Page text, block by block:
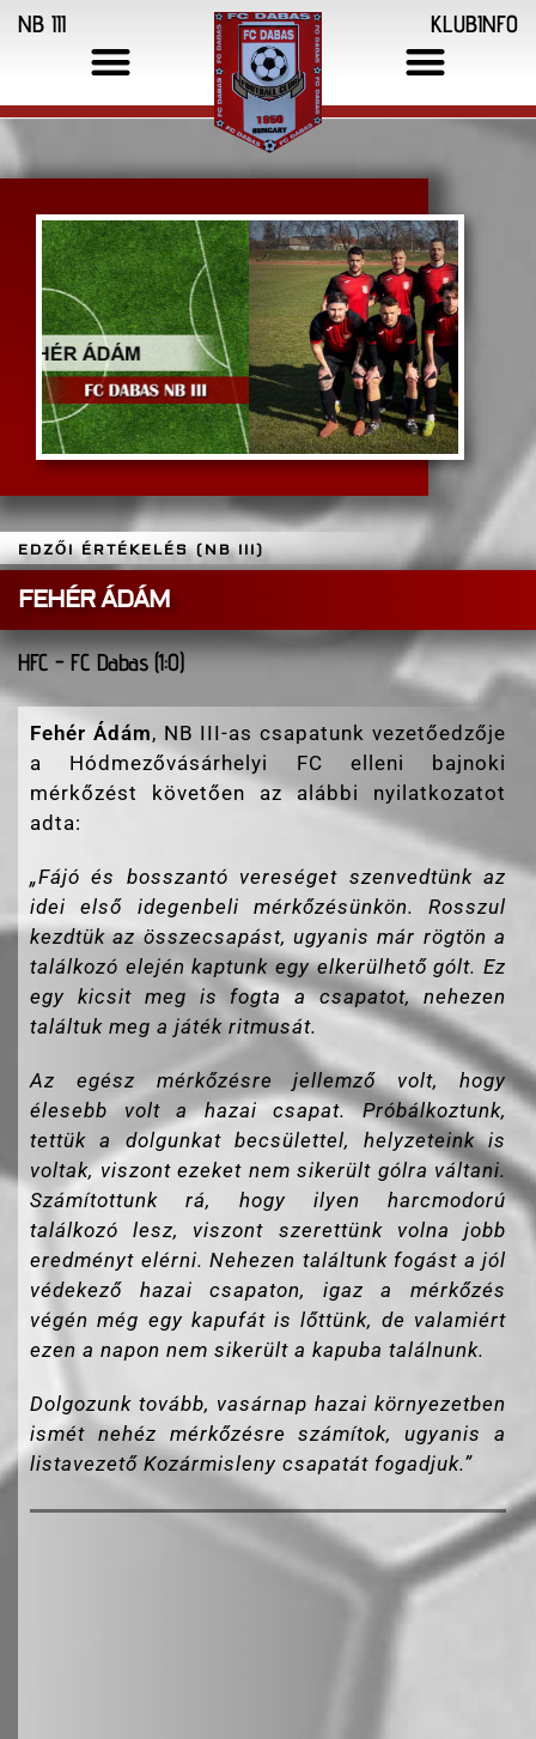
NB III KLUBINFO
EDZŐI ÉRTÉKELÉS (NB III)
FEHÉR ÁDÁM
HFC - FC Dabas (1:0)
Fehér Ádám, NB III-as csapatunk vezetőedzője
a Hódmezővásárhelyi FC elleni bajnoki
mérkőzést követően az alábbi nyilatkozatot
adta:
„Fájó és bosszantó vereséget szenvedtünk az
idei első idegenbeli mérkőzésünkön. Rosszul
kezdtük az összecsapást, ugyanis már rögtön a
találkozó elején kaptunk egy elkerülhető gólt. Ez
egy kicsit meg is fogta a csapatot, nehezen
találtuk meg a játék ritmusát.
Az egész mérkőzésre jellemző volt, hogy
élesebb volt a hazai csapat. Próbálkoztunk,
tettük a dolgunkat becsülettel, helyzeteink is
voltak, viszont ezeket nem sikerült gólra váltani.
Számítottunk rá, hogy ilyen harcmodorú
találkozó lesz, viszont szerettünk volna jobb
eredményt elérni. Nehezen találtunk fogást a jól
védekező hazai csapaton, igaz a mérkőzés
végén még egy kapufát is lőttünk, de valamiért
ezen a napon nem sikerült a kapuba találnunk.
Dolgozunk tovább, vasárnap hazai környezetben
ismét nehéz mérkőzésre számítok, ugyanis a
listavezető Kozármisleny csapatát fogadjuk.”